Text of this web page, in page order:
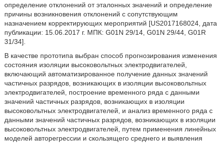
определение отклонений от эталонных значений и определение
причины возникновения отклонений с сопутствующим
назначением корректирующих мероприятий [US2017168024, дата
публикации: 15.06.2017 г. МПК: G01N 29/14, G01N 29/44, G01R
31/34].
В качестве прототипа выбран способ прогнозирования изменения
состояния изоляции высоковольтных электродвигателей,
включающий автоматизированное получение данных значений
частичных разрядов, возникающих в изоляции высоковольтных
электродвигателей, построение временного ряда с данными
значений частичных разрядов, возникающих в изоляции
высоковольтных электродвигателей, и анализ временного ряда с
данными значений частичных разрядов, возникающих в изоляции
высоковольтных электродвигателей, путем применения линейных
моделей авторегрессии и скользящего среднего и выявления